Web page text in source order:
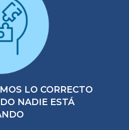
LO CORRECTO
NADIE ESTÁ